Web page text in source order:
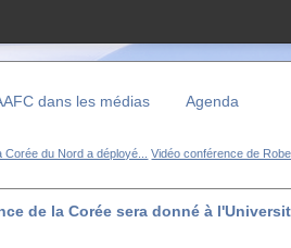
dans les médias Agenda
Corée du Nord a déployé... Vidéo conférence de
de la Corée sera donné à